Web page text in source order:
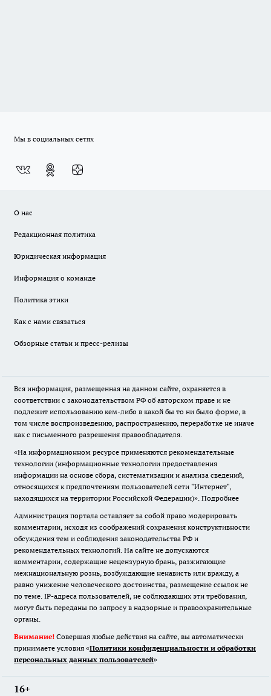
Мы в социальных сетях
О нас
Редакционная политика
Юридическая информация
Информация о команде
Политика этики
Как с нами связаться
Обзорные статьи и пресс-релизы
Вся информация, размещенная на данном сайте, охраняется в
соответствии с законодательством РФ об авторском праве и не
подлежит использованию кем-либо в какой бы то ни было форме, в
том числе воспроизведению, распространению, переработке не иначе
как с письменного разрешения правообладателя.
«На информационном ресурсе применяются рекомендательные
технологии (информационные технологии предоставления
информации на основе сбора, систематизации и анализа сведений,
относящихся к предпочтениям пользователей сети "Интернет",
находящихся на территории Российской Федерации)». Подробнее
Администрация портала оставляет за собой право модерировать
комментарии, исходя из соображений сохранения конструктивности
обсуждения тем и соблюдения законодательства РФ и
рекомендательных технологий. На сайте не допускаются
комментарии, содержащие нецензурную брань, разжигающие
межнациональную рознь, возбуждающие ненависть или вражду, а
равно унижение человеческого достоинства, размещение ссылок не
по теме. IP-адреса пользователей, не соблюдающих эти требования,
могут быть переданы по запросу в надзорные и правоохранительные
органы.
Внимание! Совершая любые действия на сайте, вы автоматически
принимаете условия «Политики конфиденциальности и обработки
персональных данных пользователей»
16+